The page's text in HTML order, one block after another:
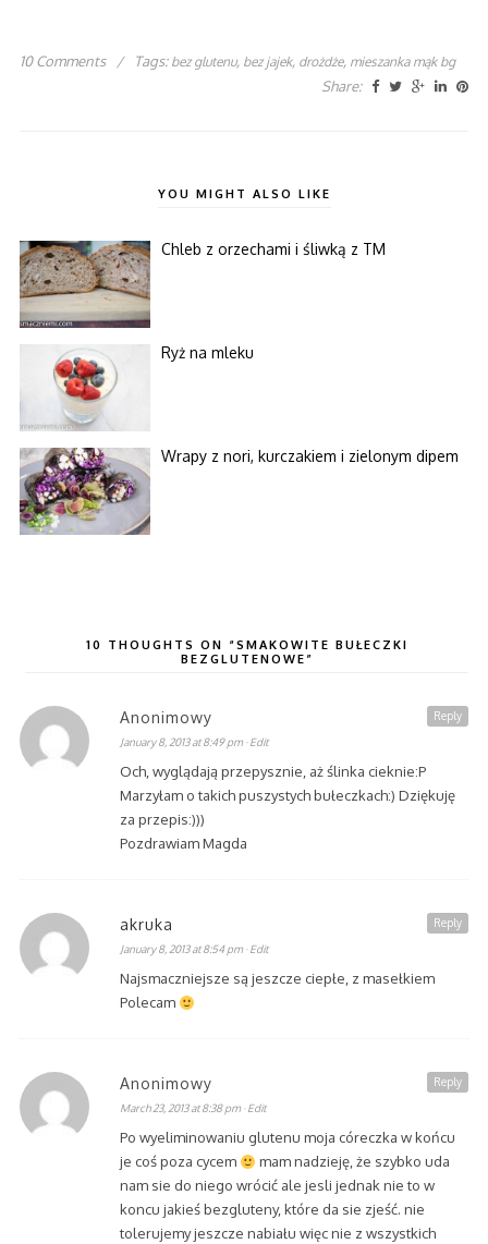
10 Comments / Tags: bez glutenu, bez jajek, drożdże, mieszanka mąk bg
Share:
YOU MIGHT ALSO LIKE
Chleb z orzechami i śliwką z TM
Ryż na mleku
Wrapy z nori, kurczakiem i zielonym dipem
10 THOUGHTS ON “SMAKOWITE BUŁECZKI
BEZGLUTENOWE”
Anonimowy
January 8, 2013 at 8:49 pm · Edit
Och, wyglądają przepysznie, aż ślinka cieknie:P
Marzyłam o takich puszystych bułeczkach:) Dziękuję
za przepis:)))
Pozdrawiam Magda
Reply
akruka
January 8, 2013 at 8:54 pm · Edit
Najsmaczniejsze są jeszcze ciepłe, z masełkiem
Polecam
Reply
Anonimowy
March 23, 2013 at 8:38 pm · Edit
Po wyeliminowaniu glutenu moja córeczka w końcu
je coś poza cycem
mam nadzieję, że szybko uda
nam sie do niego wrócić ale jesli jednak nie to w
koncu jakieś bezgluteny, które da sie zjeść. nie
tolerujemy jeszcze nabiału więc nie z wszystkich
Reply